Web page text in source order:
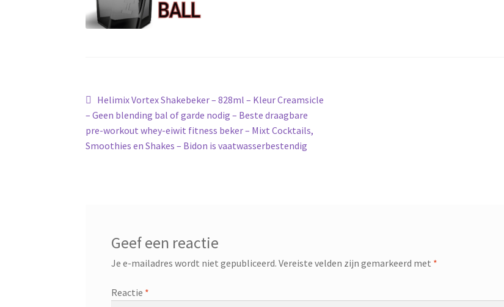
Bericht
navigatie
Vorig
bericht:
Helimix Vortex Shakebeker – 828ml – Kleur Creamsicle
– Geen blending bal of garde nodig – Beste draagbare
pre-workout whey-eiwit fitness beker – Mixt Cocktails,
Smoothies en Shakes – Bidon is vaatwasserbestendig
Geef een reactie
Je e-mailadres wordt niet gepubliceerd. Vereiste velden zijn gemarkeerd met *
Reactie *